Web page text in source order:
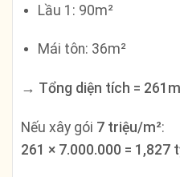
Lầu 1: 90m²
Mái tôn: 36m²
→ Tổng diện tích =
Nếu xây gói 7 triệu/m²:
261 × 7.000.000 = 1,827